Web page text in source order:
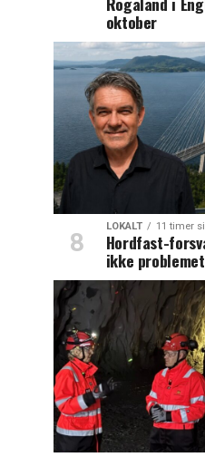
oktober
LOKALT 11 timer
Hordfast-
ikke problemet